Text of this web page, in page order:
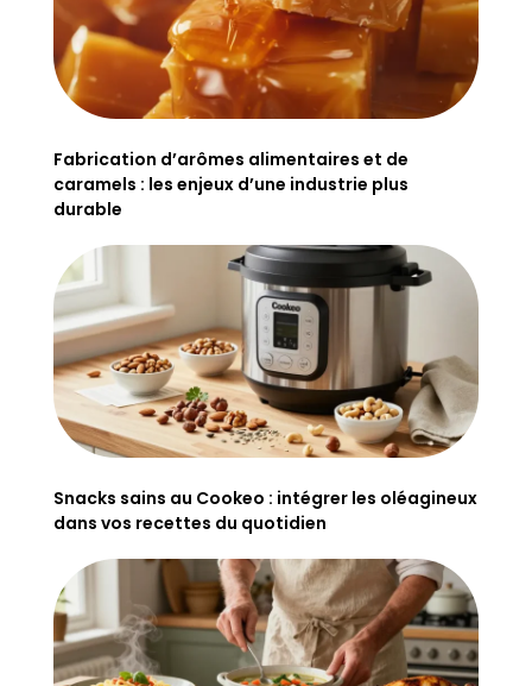
Fabrication d’arômes alimentaires et de
caramels : les enjeux d’une industrie plus
durable
Snacks sains au Cookeo : intégrer les oléagineux
dans vos recettes du quotidien